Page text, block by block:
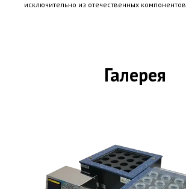
исключительно из отечественных компонентов
Галерея